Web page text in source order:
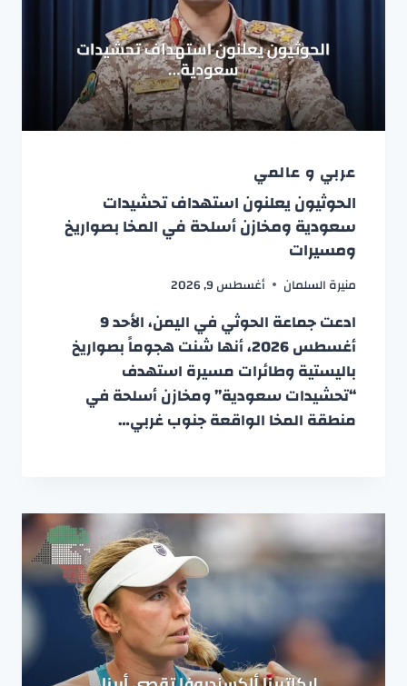
عربي و عالمي
الحوثيون يعلنون استهداف تحشيدات
سعودية ومخازن أسلحة في المخا بصواريخ
ومسيرات
منيرة السلمان أغسطس 9, 2026
ادعت جماعة الحوثي في اليمن، الأحد 9
أغسطس 2026، أنها شنت هجوماً بصواريخ
باليستية وطائرات مسيرة استهدف
“تحشيدات سعودية” ومخازن أسلحة في
منطقة المخا الواقعة جنوب غربي…